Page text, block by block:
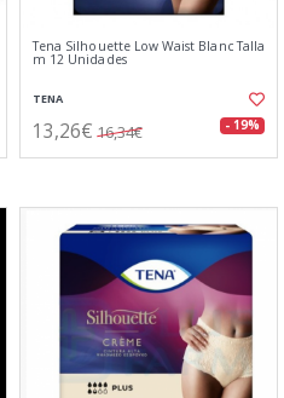
Tena Silhouette Low Waist Blanc Talla
m 12 Unidades
TENA
13,26€ 16,34€ - 19%